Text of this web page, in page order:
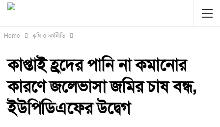
Home কৃষি ও অর্থনীতি
কাপ্তাই হ্রদের পানি না কমানোর
কারণে জলেভাসা জমির চাষ বন্ধ,
ইউপিডিএফের উদ্বেগ